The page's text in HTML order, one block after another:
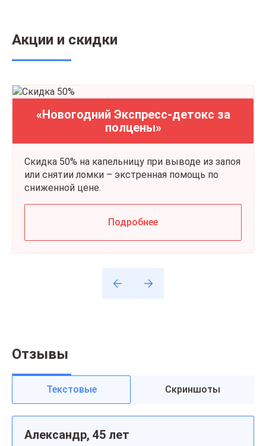
Акции и скидки
«Новогодний Экспресс-детокс за
полцены»
Скидка 50% на капельницу при выводе из запоя
или снятии ломки – экстренная помощь по
сниженной цене.
Подробнее
Отзывы
Текстовые Скриншоты
Александр, 45 лет